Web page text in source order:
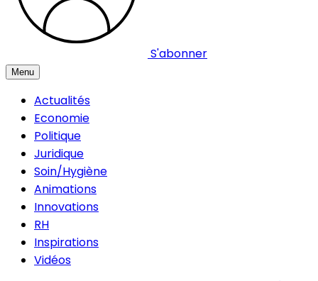
S'abonner
Menu
Actualités
Economie
Politique
Juridique
Soin/Hygiène
Animations
Innovations
RH
Inspirations
Vidéos